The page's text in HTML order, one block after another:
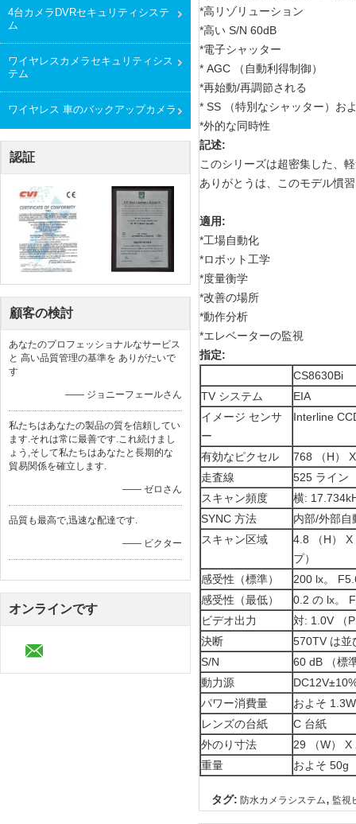
4台カメラDVRセキュリティシステ
ム
ワイヤレスカメラセキュリティシス
テム
ワイヤレス 車のバックアップカメラ
認証
顧客の検討
あなたのプロフェッショナルなサービス
と 高い品質管理の基準を ありがたいで
す
—— ジョニーフェールさん
私たちはあなたの製品の質を信頼してい
ます.それは常に最善です.これ続けまし
ょう,そして私たちはあなたと長期的な
貿易関係を確立します.
—— ゼロさん
品質も最高で,迅速な配達です.
—— ビクター
オンラインです
*高リゾリューション
*高い S/N 60dB
*電子シャッター
* AGC （自動利得制御）
*再始動/再調節される
* SS （特別なシャッター）お
*外的な同時性
記述:
このシリーズは超密集した、
ありがとうは、このモデル慣
適用:
*工場自動化
*ロボット工学
*度量衡学
*改善の場所
*動作分析
*エレベーターの監視
指定:
CS8630Bi
TV システム
EIA
イメージ センサ
ー
Interline
有効なピクセル
768 （H）
走査線
525 ライン
スキャン頻度
横:
SYNC 方法
内部/外部自
スキャン区域
4.8 （H）
プ）
感受性（標準）
200 lx。
感受性（最低）
0.2 の lx。
ビデオ出力
対: 1.0V （
決断
570TV は並
S/N
60 dB （標
動力源
パワー消費量
およそ 1.3W
レンズの台紙
C 台紙
外のり寸法
29 （W） X
重量
およそ 50g
タグ: 防水カメラシステム, 監視